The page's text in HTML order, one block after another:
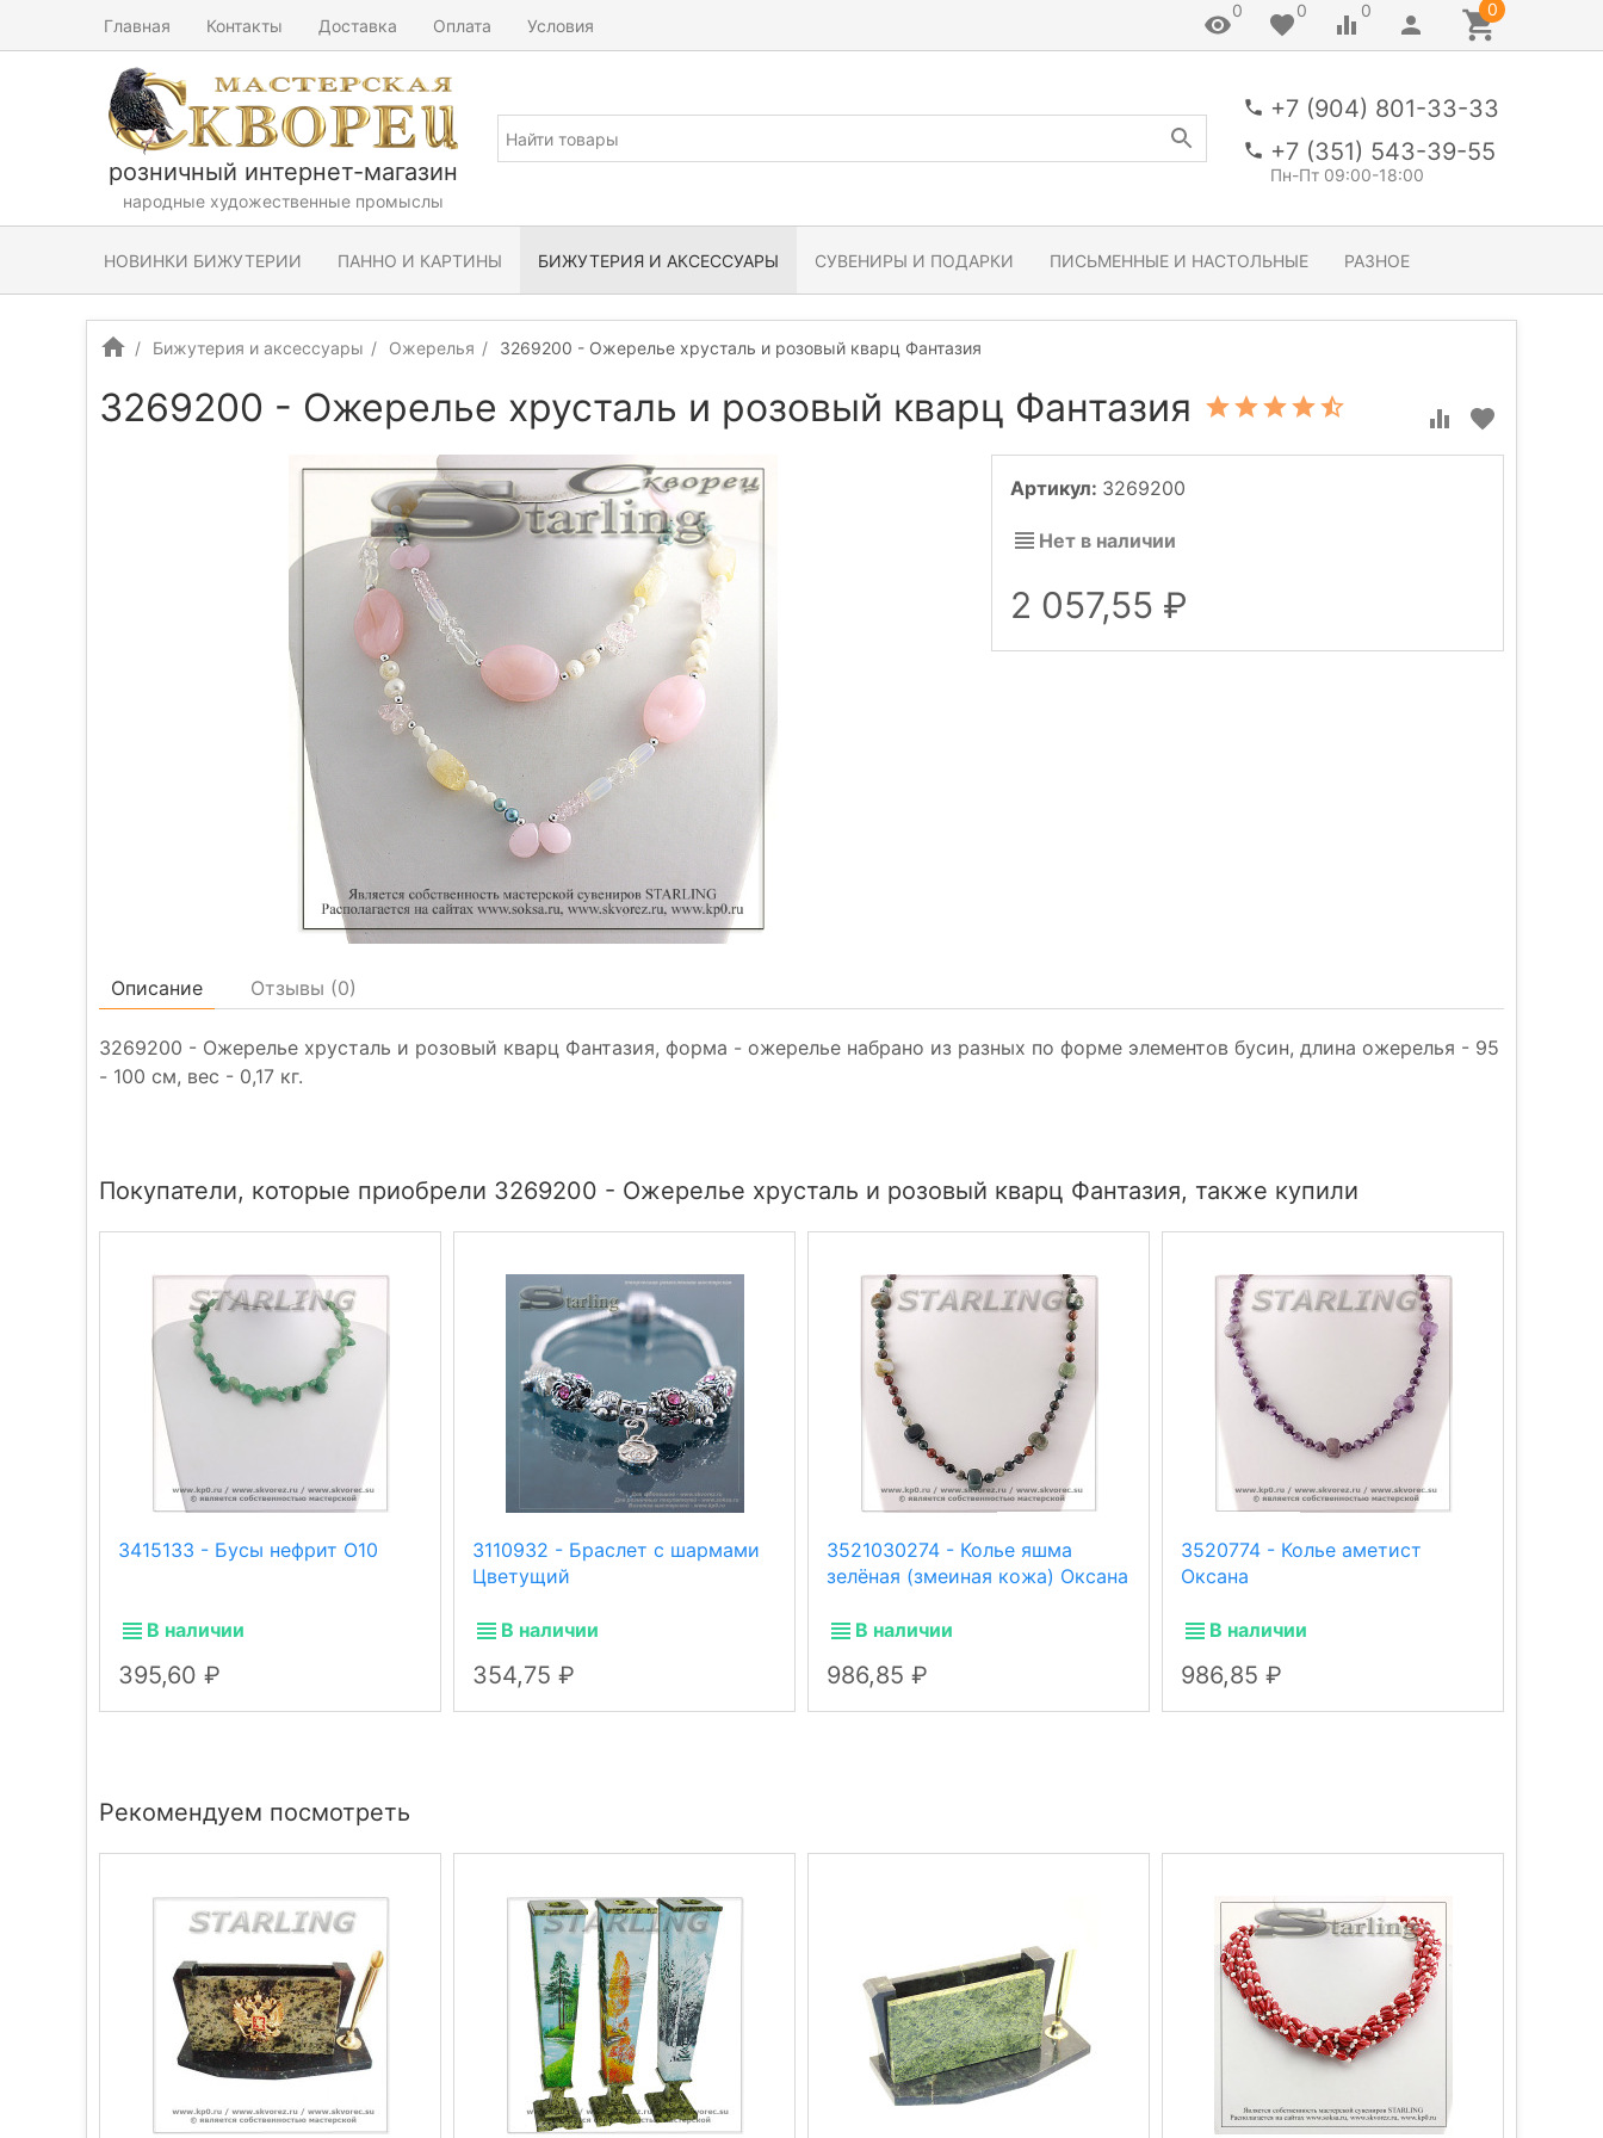
Главная Контакты Доставка Оплата Условия
0 0 0 0
розничный интернет-магазин
народные художественные промыслы
+7 (904) 801-33-33
+7 (351) 543-39-55
Пн-Пт 09:00-18:00
НОВИНКИ БИЖУТЕРИИ ПАННО И КАРТИНЫ БИЖУТЕРИЯ И АКСЕССУАРЫ СУВЕНИРЫ И ПОДАРКИ ПИСЬМЕННЫЕ И НАСТОЛЬНЫЕ РАЗНОЕ
Бижутерия и аксессуары Ожерелья 3269200 - Ожерелье хрусталь и розовый кварц Фантазия
3269200 - Ожерелье хрусталь и розовый кварц Фантазия
Артикул: 3269200
Нет в наличии
2 057,55
Описание Отзывы (0)
3269200 - Ожерелье хрусталь и розовый кварц Фантазия, форма - ожерелье набрано из разных по форме элементов бусин, длина ожерелья - 95
- 100 см, вес - 0,17 кг.
Покупатели, которые приобрели 3269200 - Ожерелье хрусталь и розовый кварц Фантазия, также купили
3415133 - Бусы нефрит О10
В наличии
395,60
3110932 - Браслет с шармами
Цветущий
В наличии
354,75
3521030274 - Колье яшма
зелёная (змеиная кожа) Оксана
В наличии
986,85
3520774 - Колье аметист
Оксана
В наличии
986,85
Рекомендуем посмотреть